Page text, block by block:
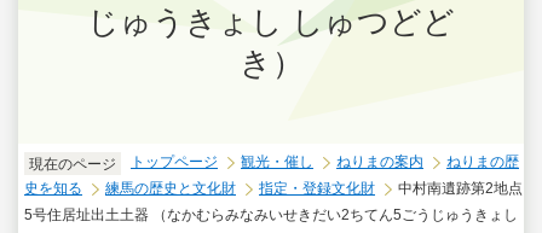
じゅうきょし しゅつどど
き）
現在のページ トップページ 観光・催し ねりまの案内
ねりまの歴
史を知る
練馬の歴史と文化財 指定・登録文化財
中村南遺跡第2地点
5号住居址出土土器 （なかむらみなみいせきだい2ちてん5ごうじゅうきょし